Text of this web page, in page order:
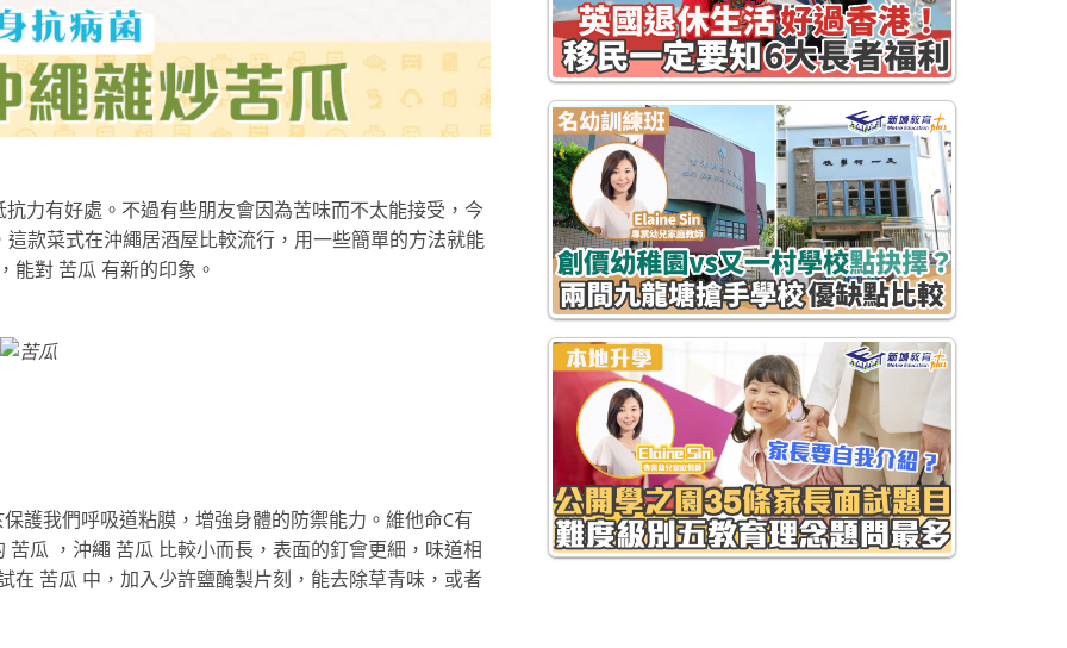
力有好處。不過有些朋友會因為苦味而不太能接受，今
款菜式在沖繩居酒屋比較流行，用一些簡單的方法就能
能對 苦瓜 有新的印象。
護我們呼吸道粘膜，增強身體的防禦能力。維他命C有
瓜 ，沖繩 苦瓜 比較小而長，表面的釘會更細，味道相
在 苦瓜 中，加入少許鹽醃製片刻，能去除草青味，或者